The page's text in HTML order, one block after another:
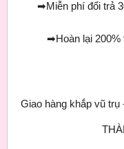
➡Miễn phí đổi trả
➡Hoàn lại
Giao hàng khắp vũ